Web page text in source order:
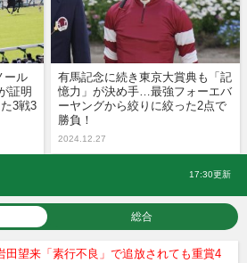
ール
証明
3戦3
有馬記念に続き東京大賞典も「記
憶力」が決め手…最強フォーエバ
ーヤングから絞りに絞った2点で
勝負！
2024.12.27
17:30更新
総合
田望来「素行不良」で追放されても重賞4